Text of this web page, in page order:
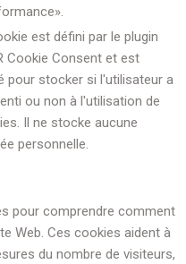
est défini par le plugin
Cookie Consent et est
pour stocker si l'utilisateur a
ou non à l'utilisation de
Il ne stocke aucune
personnelle.
pour comprendre comment
Web. Ces cookies aident à
du nombre de visiteurs,